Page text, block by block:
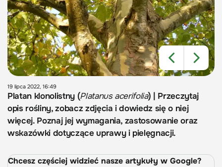
19 lipca 2022, 16:49
Platan klonolistny (Platanus acerifolia) | Przeczytaj
opis rośliny, zobacz zdjęcia i dowiedz się o niej
więcej. Poznaj jej wymagania, zastosowanie oraz
wskazówki dotyczące uprawy i pielęgnacji.
Chcesz częściej widzieć nasze artykuły w Google?